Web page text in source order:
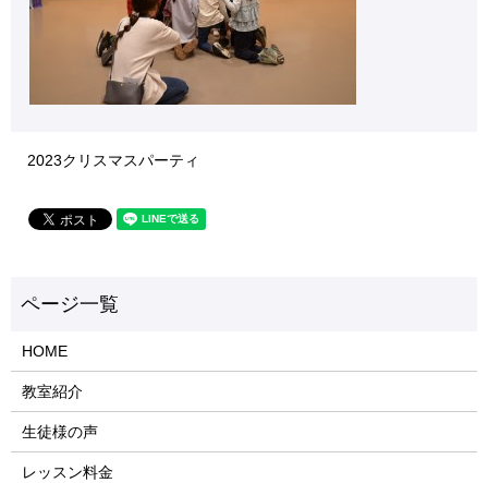
2023クリスマスパーティ
HOME
教室紹介
生徒様の声
レッスン料金